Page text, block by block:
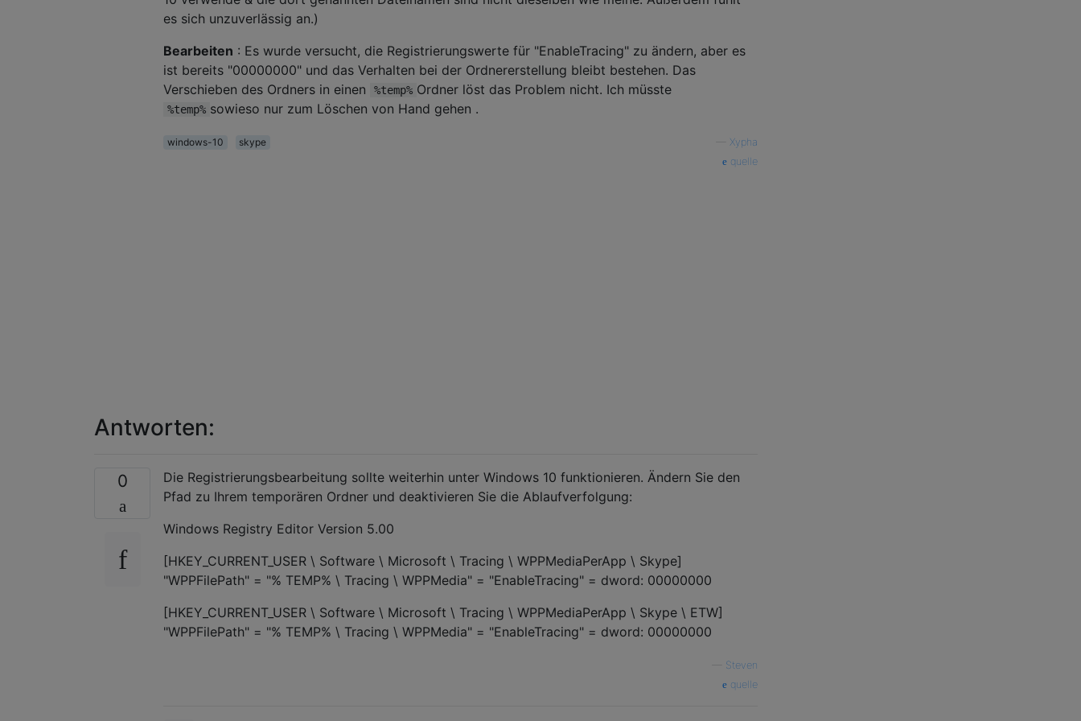
es sich unzuverlässig an.)
Bearbeiten : Es wurde versucht, die Registrierungswerte für "EnableTracing" zu ändern, aber es
ist bereits "00000000" und das Verhalten bei der Ordnererstellung bleibt bestehen. Das
Verschieben des Ordners in einen
%temp% Ordner löst das Problem nicht. Ich müsste
%temp% sowieso nur zum Löschen von Hand gehen .
windows-10 skype
Xypha
quelle
Antworten:
0
Die Registrierungsbearbeitung sollte weiterhin unter Windows 10 funktionieren. Ändern Sie den
Pfad zu Ihrem temporären Ordner und deaktivieren Sie die Ablaufverfolgung:
Windows Registry Editor Version 5.00
[HKEY_CURRENT_USER \ Software \ Microsoft \ Tracing \ WPPMediaPerApp \ Skype]
"WPPFilePath" = "% TEMP% \ Tracing \ WPPMedia" = "EnableTracing" = dword: 00000000
[HKEY_CURRENT_USER \ Software \ Microsoft \ Tracing \ WPPMediaPerApp \ Skype \ ETW]
"WPPFilePath" = "% TEMP% \ Tracing \ WPPMedia" = "EnableTracing" = dword: 00000000
Steven
quelle